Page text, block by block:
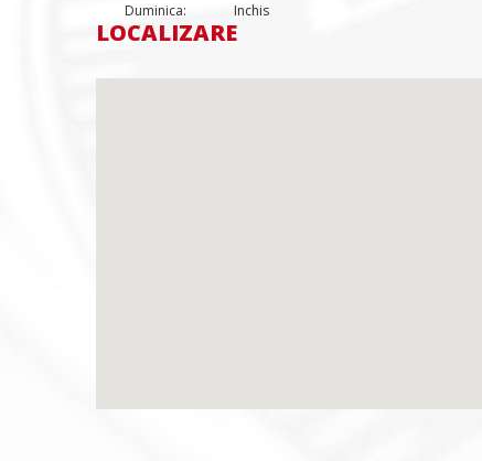
Duminica:
Inchis
LOCALIZARE